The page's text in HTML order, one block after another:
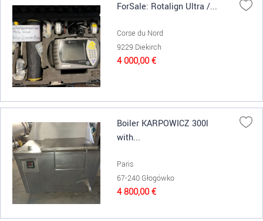
ForSale: Rotalign Ultra /...
Corse du Nord
9229 Diekirch
4 000,00 €
Boiler KARPOWICZ 300l
with...
Paris
67-240 Głogówko
4 800,00 €